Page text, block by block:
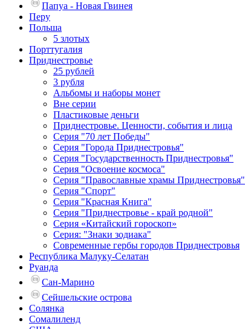
Папуа - Новая Гвинея
Перу
Польша
5 злотых
Порттугалия
Приднестровье
25 рублей
3 рубля
Альбомы и наборы монет
Вне серии
Пластиковые деньги
Приднестровье. Ценности, события и лица
Серия "70 лет Победы"
Серия "Города Приднестровья"
Серия "Государственность Приднестровья"
Серия "Освоение космоса"
Серия "Православные храмы Приднестровья"
Серия "Спорт"
Серия "Красная Книга"
Серия "Приднестровье - край родной"
Серия «Китайский гороскоп»
Серия: "Знаки зодиака"
Современные гербы городов Приднестровья
Республика Малуку-Селатан
Руанда
Сан-Марино
Сейшельские острова
Солянка
Сомалиленд